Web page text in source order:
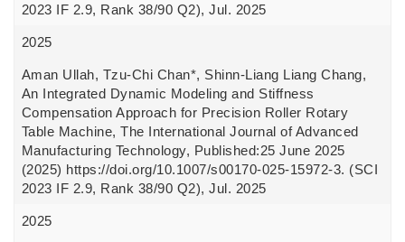
2023 IF 2.9, Rank 38/90 Q2), Jul. 2025
2025
Aman Ullah, Tzu-Chi Chan*, Shinn-Liang Liang Chang,
An Integrated Dynamic Modeling and Stiffness
Compensation Approach for Precision Roller Rotary
Table Machine, The International Journal of Advanced
Manufacturing Technology, Published:25 June 2025
(2025) https://doi.org/10.1007/s00170-025-15972-3. (SCI
2023 IF 2.9, Rank 38/90 Q2), Jul. 2025
2025